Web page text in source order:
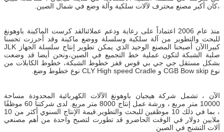
،كان أكبر مصنع محترف لآلات سلكية وآلة وضع في شمال الصين.
منذ عام 2006 اعتماداً على رعاية ودعم عملائنالقد كرست الماكينة باوهونغ
للبحث والتطوير من آلة سلكية وسلسلة ووضع ماكينة وقد أحرزت تحسنا
كبيراالآن أصبحنا المصنع الوحيد الذي يمكن تطوير إنتاج سلسلة الجهاز JLK
صلبة الشبكة لتكون عملية خط التجميع في الصين،ونحن أيضا قد وضعت
بشكل مستقل جي جي بي قوس قفز خطوط الشبكة، خطوط الكابلات من
نوع CGB Bow skip و CLY High speed Cradle نوع خطوط وضع.
الآن ، تشمل شركة هيجيان باوهونغ الآلات الكهربائية المحدودة مساحة
10000 متر مربع ، ورشة عمل إنتاج 8000 متر مربع. لدى شركتنا 60 موظفًا
، بما في ذلك 10 موظفين للبحث والتطوير.قيمة الإنتاج السنوي أكثر من 10
ملايين دولار في الوقت الحاضرو قد تطورت لتصبح واحدة من أهم مصنعي
آلات التشنج في الصين